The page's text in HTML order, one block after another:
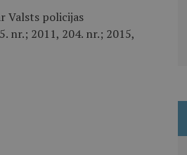
Valsts policijas
nr.; 2011, 204. nr.; 2015,